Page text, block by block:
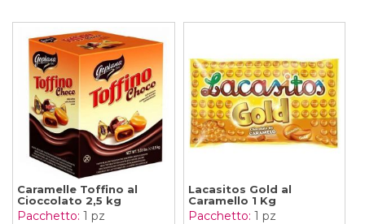
Caramelle Toffino al
Cioccolato 2,5 kg
Pacchetto: 1 pz
Lacasitos Gold al
Caramello 1 Kg
Pacchetto: 1 pz